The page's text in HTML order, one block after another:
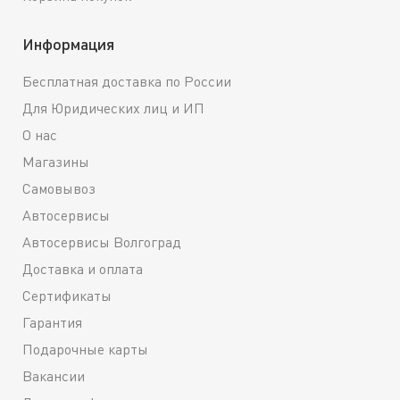
выбранные присадки совместимы с типом масла, которое
рекомендуют определенные присадки, соответствующие их
продуктам, чтобы дать максимальную эффективность и
Тип двигателя. Различные типы (бензиновые, дизельные)
выбранная добавка соответствует вашему типу двигателя,
чтобы обеспечить оптимальную работу.
Условия эксплуатации. Если ваш автомобиль подвергается
особым условиям эксплуатации, таким как частые короткие
поездки, долгое стояние в пробках или экстремальные
температуры, выбирайте вид присадки, специально
разработанный для таких условий.
Рекомендации производителя. Внимательно изучите
рекомендации производителя вашего автомобиля. Они
Информация
Бесплатная доставка по России
Для Юридических лиц и ИП
О нас
Магазины
Самовывоз
Автосервисы
Автосервисы Волгоград
Доставка и оплата
Сертификаты
Гарантия
Подарочные карты
Вакансии